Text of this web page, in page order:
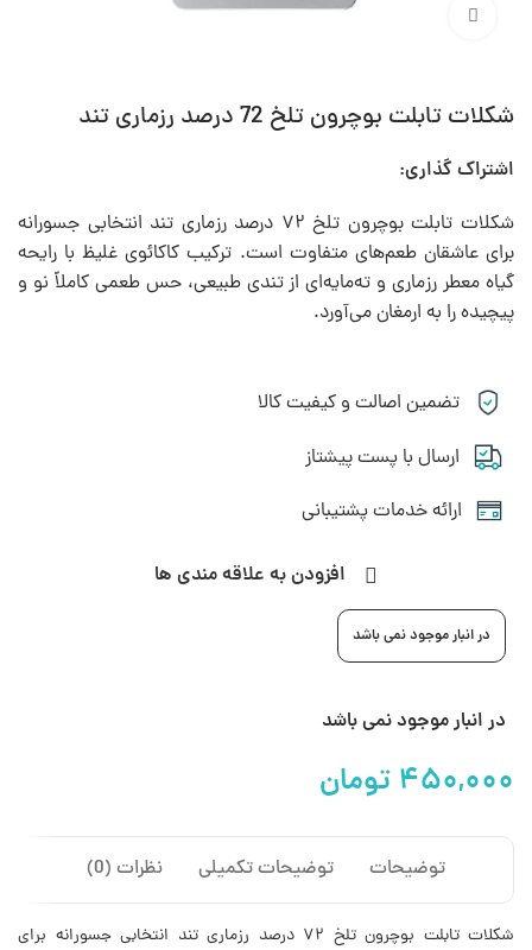
برای بزرگنمایی کلیک کنید
شکلات تابلت بوچرون تلخ 72 درصد رزماری تند
اشتراک گذاری:
شکلات تابلت بوچرون تلخ ۷۲ درصد رزماری تند انتخابی جسورانه
برای عاشقان طعم‌های متفاوت است. ترکیب کاکائوی غلیظ با رایحه
گیاه معطر رزماری و ته‌مایه‌ای از تندی طبیعی، حس طعمی کاملاً نو و
پیچیده را به ارمغان می‌آورد.
تضمین اصالت و کیفیت کالا
ارسال با پست پیشتاز
ارائه خدمات پشتیبانی
افزودن به علاقه مندی ها
در انبار موجود نمی باشد
در انبار موجود نمی باشد
تومان
توضیحات توضیحات تکمیلی نظرات (0)
شکلات تابلت بوچرون تلخ ۷۲ درصد رزماری تند انتخابی جسورانه برای